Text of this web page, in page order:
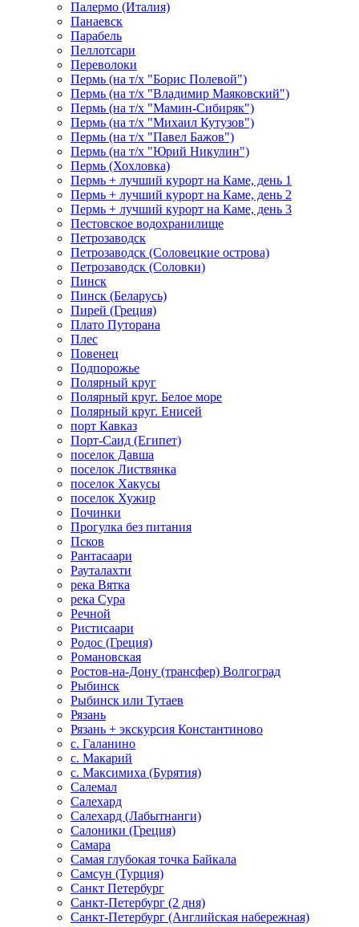
Палермо (Италия)
Панаевск
Парабель
Пеллотсари
Переволоки
Пермь (на т/х "Борис Полевой")
Пермь (на т/х "Владимир Маяковский")
Пермь (на т/х "Мамин-Сибиряк")
Пермь (на т/х "Михаил Кутузов")
Пермь (на т/х "Павел Бажов")
Пермь (на т/х "Юрий Никулин")
Пермь (Хохловка)
Пермь + лучший курорт на Каме, день 1
Пермь + лучший курорт на Каме, день 2
Пермь + лучший курорт на Каме, день 3
Пестовское водохранилище
Петрозаводск
Петрозаводск (Соловецкие острова)
Петрозаводск (Соловки)
Пинск
Пинск (Беларусь)
Пирей (Греция)
Плато Путорана
Плес
Повенец
Подпорожье
Полярный круг
Полярный круг. Белое море
Полярный круг. Енисей
порт Кавказ
Порт-Саид (Египет)
поселок Давша
поселок Листвянка
поселок Хакусы
поселок Хужир
Починки
Прогулка без питания
Псков
Рантасаари
Рауталахти
река Вятка
река Сура
Речной
Ристисаари
Родос (Греция)
Романовская
Ростов-на-Дону (трансфер) Волгоград
Рыбинск
Рыбинск или Тутаев
Рязань
Рязань + экскурсия Константиново
с. Галанино
с. Макарий
с. Максимиха (Бурятия)
Салемал
Салехард
Салехард (Лабытнанги)
Салоники (Греция)
Самара
Самая глубокая точка Байкала
Самсун (Турция)
Санкт Петербург
Санкт-Петербург (2 дня)
Санкт-Петербург (Английская набережная)